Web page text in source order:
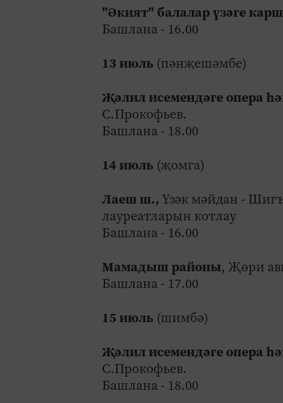
"Әкият" балалар үзәге
Башлана - 16.00
13 июль (пәнҗешәмбе)
Җәлил исемендәге опера
С.Прокофьев.
Башлана - 18.00
14 июль (җомга)
Лаеш ш., Үзәк мәйдан -
лауреатларын котлау
Башлана - 16.00
Мамадыш районы, Җөри
Башлана - 17.00
15 июль (шимбә)
Җәлил исемендәге опера
С.Прокофьев.
Башлана - 18.00